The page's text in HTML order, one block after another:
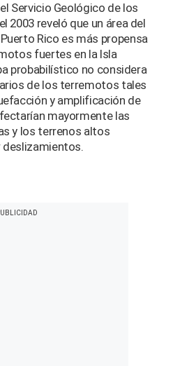
Servicio Geológico de los
2003 reveló que un área del
Rico es más propensa
fuertes en la Isla
probabilístico no considera
de los terremotos tales
y amplificación de
mayormente las
y los terrenos altos
deslizamientos.